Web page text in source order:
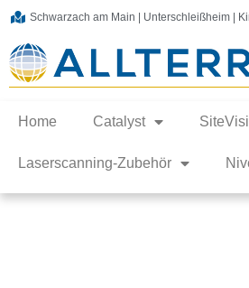
Schwarzach am Main | Unterschleißheim |
Home Catalyst
Laserscanning-Zubehör